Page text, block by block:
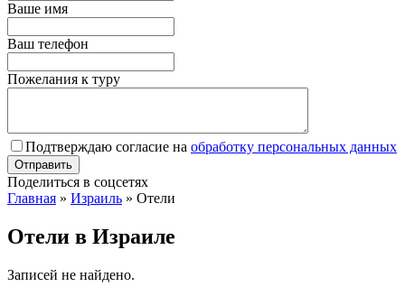
Ваше имя
Ваш телефон
Пожелания к туру
Подтверждаю согласие на обработку персональных данных
Поделиться в соцсетях
Главная » Израиль » Отели
Отели в Израиле
Записей не найдено.